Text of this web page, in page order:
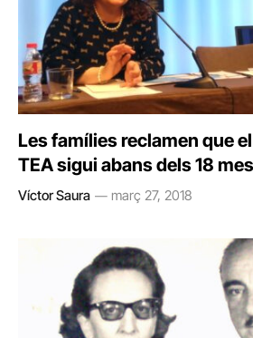
Les famílies reclamen que
TEA sigui abans dels 18
Víctor Saura març 27, 2018